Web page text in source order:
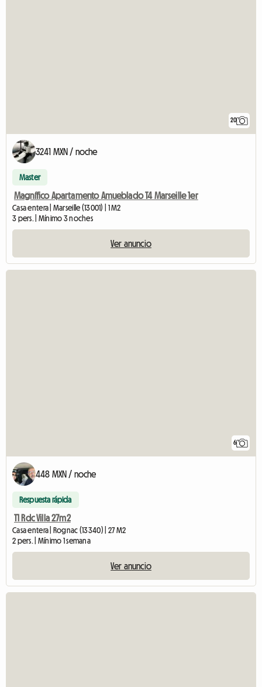
20
3241 MXN / noche
Master
Magnífico Apartamento Amueblado T4 Marseille 1er
Casa entera | Marseille (13001) | 1 M2
3 pers. | Mínimo 3 noches
Ver anuncio
6
448 MXN / noche
Respuesta rápida
T1 Rdc Villa 27m2
Casa entera | Rognac (13340) | 27 M2
2 pers. | Mínimo 1 semana
Ver anuncio